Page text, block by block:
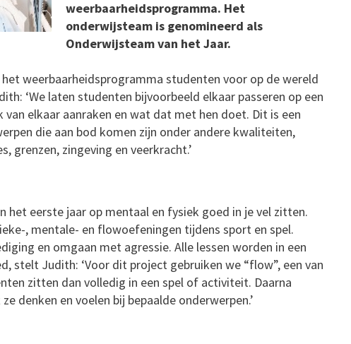
weerbaarheidsprogramma. Het
onderwijsteam is genomineerd als
Onderwijsteam van het Jaar.
weerbaarheidsprogramma studenten voor op de wereld
‘We laten studenten bijvoorbeeld elkaar passeren op een
elkaar aanraken en wat dat met hen doet. Dit is een
die aan bod komen zijn onder andere kwaliteiten,
grenzen, zingeving en veerkracht.’
het eerste jaar op mentaal en fysiek goed in je vel zitten.
, mentale- en flowoefeningen tijdens sport en spel.
en omgaan met agressie. Alle lessen worden in een
stelt Judith: ‘Voor dit project gebruiken we “flow”, een van
zitten dan volledig in een spel of activiteit. Daarna
denken en voelen bij bepaalde onderwerpen.’